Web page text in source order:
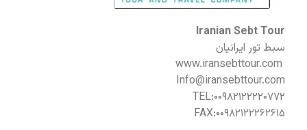
Iranian Sebt Tour
سبط تور ایرانیان
Info@iransebttour.com
TEL:۰۰۹۸۲۱۲۲۲۲۰۷۷۲
FAX:۰۰۹۸۲۱۲۲۲۶۲۶۱۵